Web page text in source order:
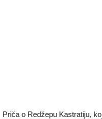
Priča o Redžepu Kastratiju,